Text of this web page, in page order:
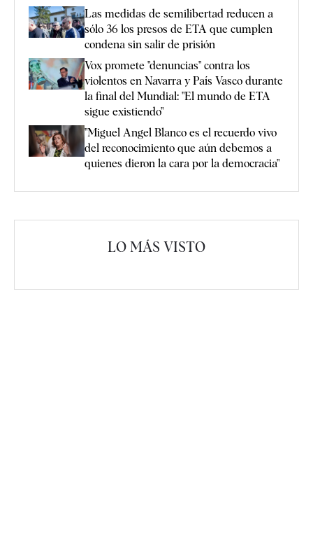
Las medidas de semilibertad reducen a
sólo 36 los presos de ETA que cumplen
condena sin salir de prisión
Vox promete "denuncias" contra los
violentos en Navarra y País Vasco durante
la final del Mundial: "El mundo de ETA
sigue existiendo"
"Miguel Angel Blanco es el recuerdo vivo
del reconocimiento que aún debemos a
quienes dieron la cara por la democracia"
LO MÁS VISTO